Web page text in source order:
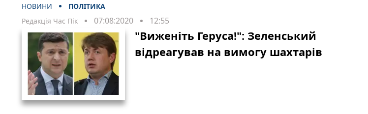
НОВИНИ
ПОЛІТИКА
Редакція Час Пік
07:08:2020 12:55
"Виженіть Геруса!": Зеленський
відреагував на вимогу шахтарів